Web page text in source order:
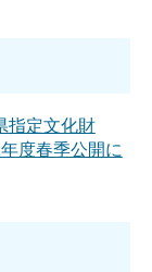
指定文化財
度春季公開に